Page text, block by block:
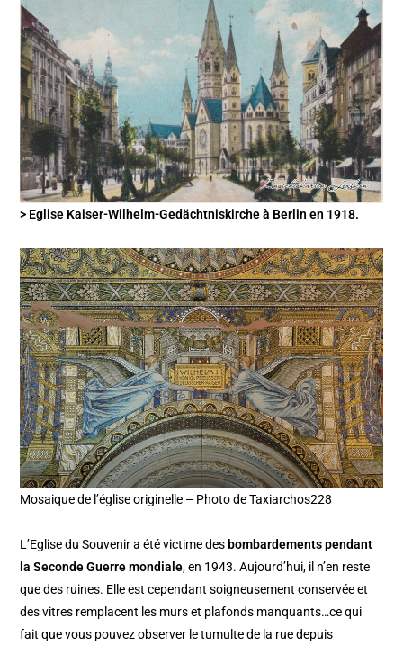
> Eglise Kaiser-Wilhelm-Gedächtniskirche à Berlin en 1918.
Mosaique de l’église originelle – Photo de Taxiarchos228
L’Eglise du Souvenir a été victime des bombardements pendant
la Seconde Guerre mondiale, en 1943. Aujourd’hui, il n’en reste
que des ruines. Elle est cependant soigneusement conservée et
des vitres remplacent les murs et plafonds manquants…ce qui
fait que vous pouvez observer le tumulte de la rue depuis